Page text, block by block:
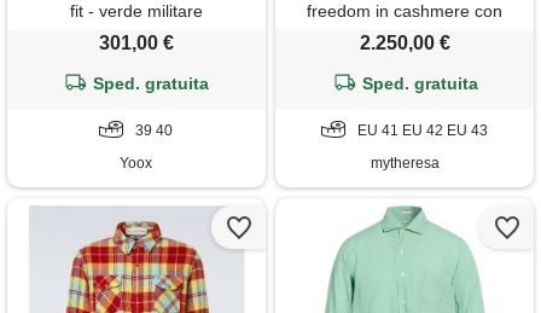
fit - verde militare
301,00 €
Sped. gratuita
39 40
Yoox
freedom in cashmere con
ametista
2.250,00 €
Sped. gratuita
EU 41 EU 42 EU 43
mytheresa